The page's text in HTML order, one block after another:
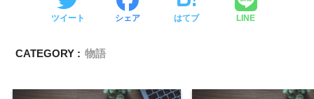
ツイート シェア はてブ LINE
CATEGORY : 物語